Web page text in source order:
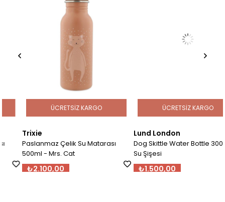
Trixie
Paslanmaz Çelik Su Matarası
500ml - Mrs. Cat
₺2.100,00
ÜCRETSIZ KARGO
Lund London
Dog Skittle Water Bottle 300ml -
Su Şişesi
₺1.500,00
ÜCRETSIZ KARGO